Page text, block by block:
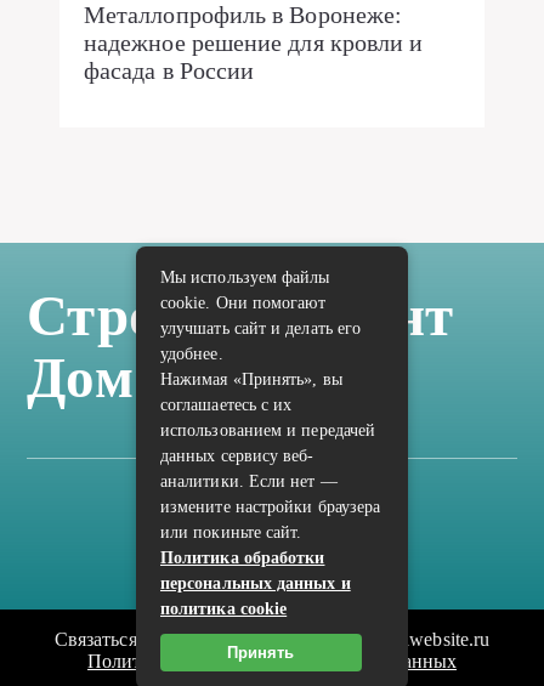
Металлопрофиль в Воронеже:
надежное решение для кровли и
фасада в России
Стройка Ремонт
Дом Отделка
Карта сайта
Политика конфиденциальности
Связаться с редакцией сайта: vilic.ru@mailwebsite.ru
Политика обработки персональных данных
Мы используем файлы
cookie. Они помогают
улучшать сайт и делать его
удобнее.
Нажимая «Принять», вы
соглашаетесь с их
использованием и передачей
данных сервису веб-
аналитики. Если нет —
измените настройки браузера
или покиньте сайт.
Политика обработки
персональных данных и
политика cookie
Принять